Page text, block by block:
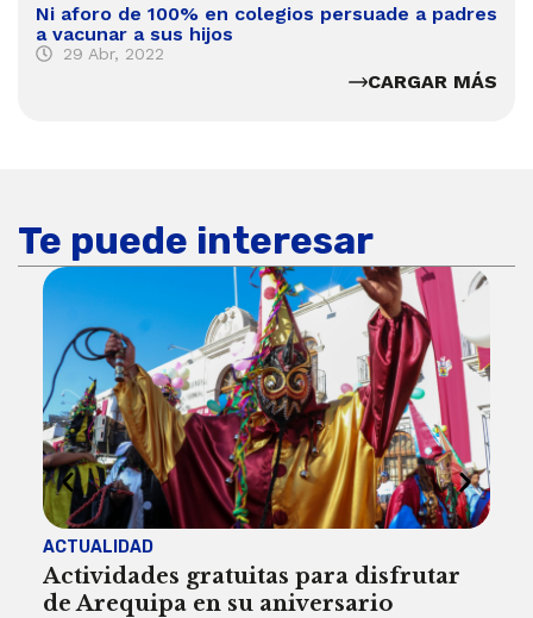
Ni aforo de 100% en colegios persuade a padres
a vacunar a sus hijos
29 Abr, 2022
CARGAR MÁS
Te puede interesar
ACTUALIDAD
Actividades gratuitas para disfrutar
de Arequipa en su aniversario